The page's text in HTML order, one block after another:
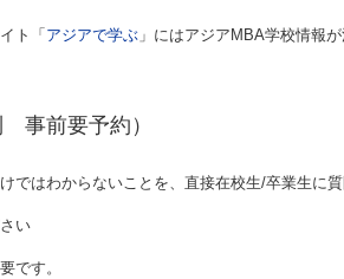
ト「 アジアで学ぶ 」にはアジアMBA学校情報が
事前要予約）
ではわからないことを、直接在校生/卒業生に
い
です。